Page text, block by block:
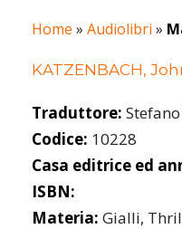
Home » Audiolibri »
KATZENBACH,
Traduttore:
Codice: 10228
Casa editrice ed
ISBN:
Materia: Gialli,